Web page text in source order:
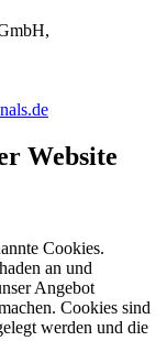
Website
Cookies.
an und
Angebot
Cookies sind
werden und die